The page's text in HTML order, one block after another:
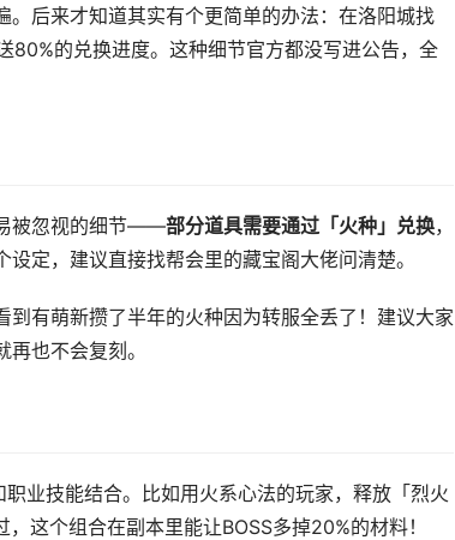
后来才知道其实有个更简单的办法：在洛阳城找
80%的兑换进度。这种细节官方都没写进公告，全
被忽视的细节——部分道具需要通过「火种」兑换，
定，建议直接找帮会里的藏宝阁大佬问清楚。
有萌新攒了半年的火种因为转服全丢了！建议大家
也不会复刻。
业技能结合。比如用火系心法的玩家，释放「烈火
这个组合在副本里能让BOSS多掉20%的材料！